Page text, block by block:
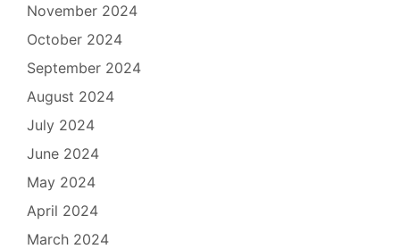
November 2024
October 2024
September 2024
August 2024
July 2024
June 2024
May 2024
April 2024
March 2024